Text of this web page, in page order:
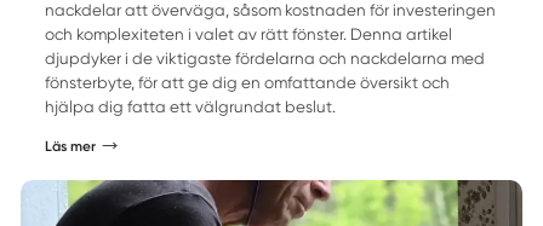
nackdelar att överväga, såsom kostnaden för investeringen
och komplexiteten i valet av rätt fönster. Denna artikel
djupdyker i de viktigaste fördelarna och nackdelarna med
fönsterbyte, för att ge dig en omfattande översikt och
hjälpa dig fatta ett välgrundat beslut.
Läs mer